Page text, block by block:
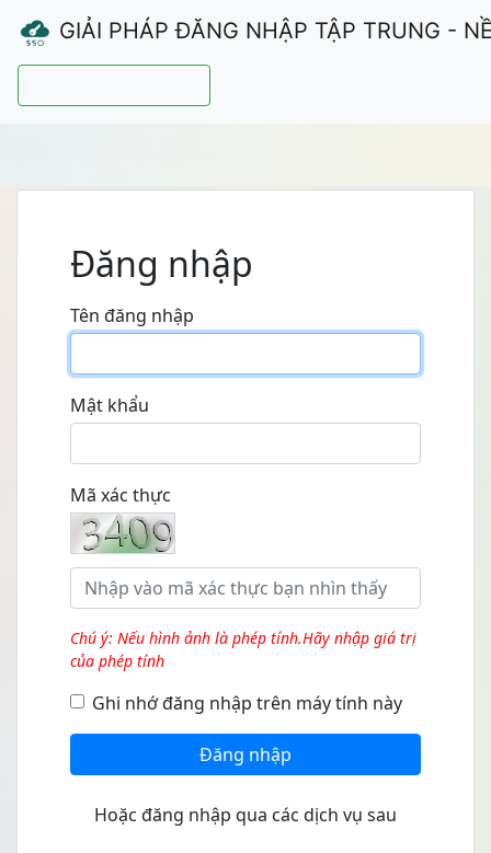
GIẢI PHÁP ĐĂNG NHẬP TẬP TRUNG -
Đăng nhập
Tên đăng nhập
Mật khẩu
Mã xác thực
Chú ý: Nếu hình ảnh là phép tính.Hãy nhập giá trị
của phép tính
Ghi nhớ đăng nhập trên máy tính này
Đăng nhập
Hoặc đăng nhập qua các dịch vụ sau